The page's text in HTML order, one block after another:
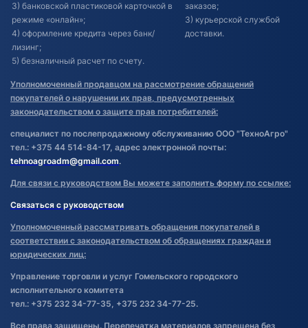
3) банковской пластиковой карточкой в
режиме «онлайн»;
4) оформление кредита через банк/
лизинг;
5) безналичный расчет по счету.
заказов;
3) курьерской службой
доставки.
Уполномоченный продавцом на рассмотрение обращений
покупателей о нарушении их прав, предусмотренных
законодательством о защите прав потребителей:
специалист по послепродажному обслуживанию ООО "ТехноАгро"
тел.: +375 44 514-84-17, адрес электронной почты:
tehnoagroadm@gmail.com.
Для связи с руководством Вы можете заполнить форму по ссылке:
Связаться с руководством
Уполномоченный рассматривать обращения покупателей в
соответствии с законодательством об обращениях граждан и
юридических лиц:
Управление торговли и услуг Гомельского городского
исполнительного комитета
тел.: +375 232 34-77-35, +375 232 34-77-25.
Все права защищены. Перепечатка материалов запрещена без